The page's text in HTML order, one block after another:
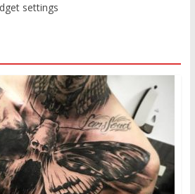
settings